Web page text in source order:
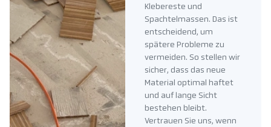
Klebereste und
Spachtelmassen. Das ist
entscheidend, um
spätere Probleme zu
vermeiden. So stellen wir
sicher, dass das neue
Material optimal haftet
und auf lange Sicht
bestehen bleibt.
Vertrauen Sie uns, wenn